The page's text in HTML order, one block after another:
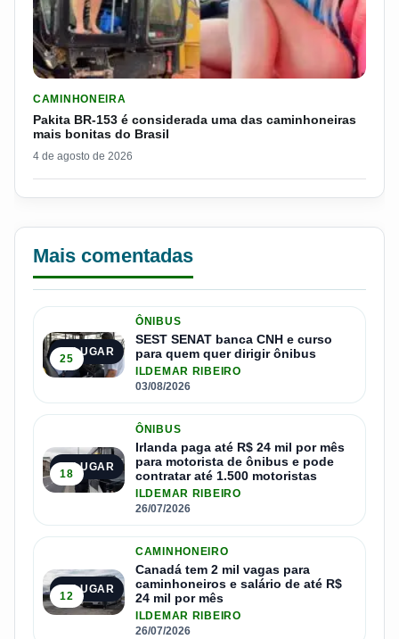
CAMINHONEIRA
Pakita BR-153 é considerada uma das caminhoneiras
mais bonitas do Brasil
4 de agosto de 2026
Mais comentadas
1º LUGAR
25
ÔNIBUS
SEST SENAT banca CNH e curso
para quem quer dirigir ônibus
ILDEMAR RIBEIRO
03/08/2026
2º LUGAR
18
ÔNIBUS
Irlanda paga até R$ 24 mil por mês
para motorista de ônibus e pode
contratar até 1.500 motoristas
ILDEMAR RIBEIRO
26/07/2026
3º LUGAR
12
CAMINHONEIRO
Canadá tem 2 mil vagas para
caminhoneiros e salário de até R$
24 mil por mês
ILDEMAR RIBEIRO
26/07/2026